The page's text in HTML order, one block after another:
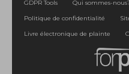
GDPR Tools Qui sommes-
Politique de confidentialité
Livre électronique de plainte